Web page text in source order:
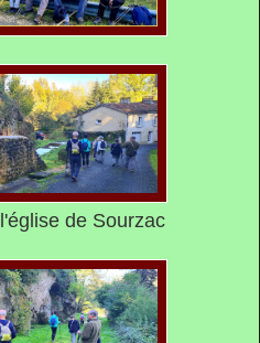
de Sourzac